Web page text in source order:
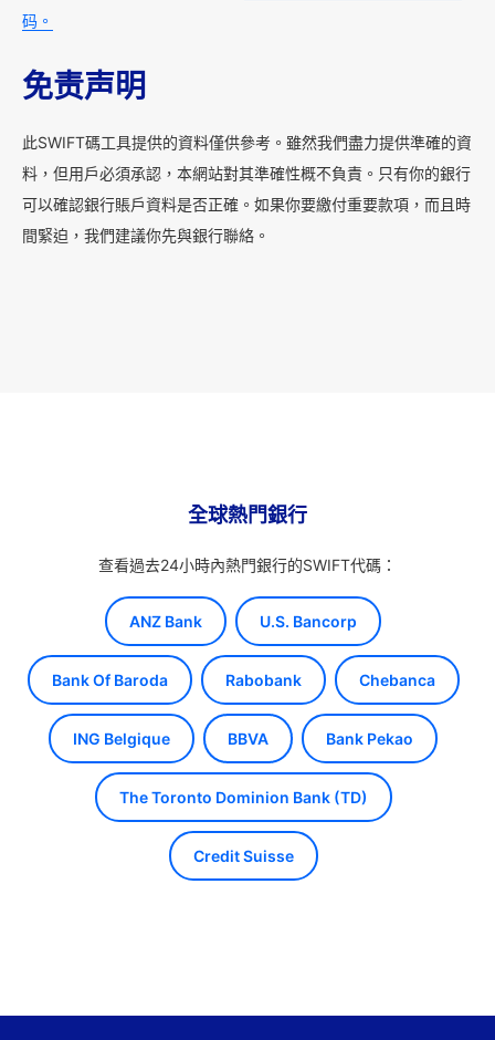
码。
免责声明
此SWIFT碼工具提供的資料僅供參考。雖然我們盡力提供準確的資
料，但用戶必須承認，本網站對其準確性概不負責。只有你的銀行
可以確認銀行賬戶資料是否正確。如果你要繳付重要款項，而且時
間緊迫，我們建議你先與銀行聯絡。
全球熱門銀行
查看過去24小時內熱門銀行的SWIFT代碼：
ANZ Bank U.S. Bancorp
Bank Of Baroda Rabobank Chebanca
ING Belgique BBVA Bank Pekao
The Toronto Dominion Bank (TD)
Credit Suisse